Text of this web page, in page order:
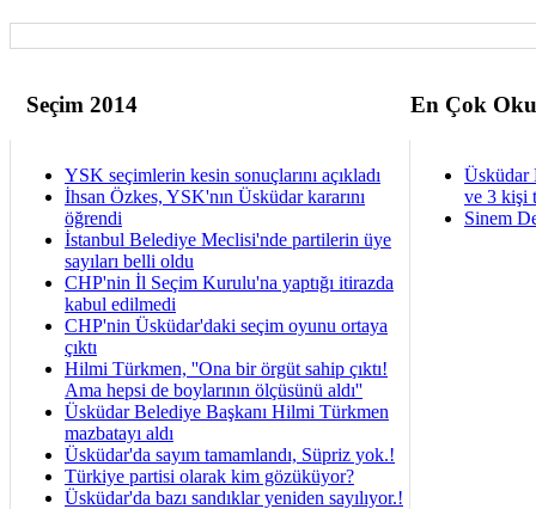
Seçim 2014 En Çok
YSK seçimlerin kesin sonuçlarını açıkladı
İhsan Özkes, YSK'nın Üsküdar kararını
öğrendi
İstanbul Belediye Meclisi'nde partilerin üye
sayıları belli oldu
CHP'nin İl Seçim Kurulu'na yaptığı itirazda
kabul edilmedi
CHP'nin Üsküdar'daki seçim oyunu ortaya
çıktı
Hilmi Türkmen, ''Ona bir örgüt sahip çıktı!
Ama hepsi de boylarının ölçüsünü aldı''
Üsküdar Belediye Başkanı Hilmi Türkmen
mazbatayı aldı
Üsküdar'da sayım tamamlandı, Süpriz yok.!
Türkiye partisi olarak kim gözüküyor?
Üsküdar'da bazı sandıklar yeniden sayılıyor.!
Üsküdar
ve 3 kişi
Sinem